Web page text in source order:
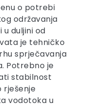
o potrebi
održavanja
u duljini od
je tehničko
sprječavanja
Potrebno je
stabilnost
rješenje
vodotoka u